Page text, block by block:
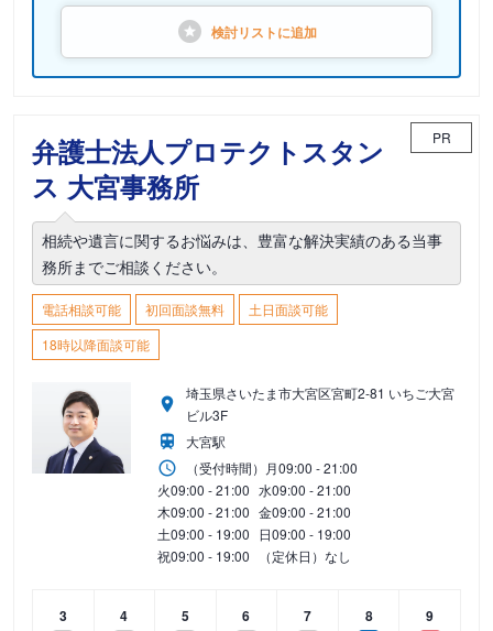
検討リストに追加
弁護士法人プロテクトスタン
ス 大宮事務所
PR
相続や遺言に関するお悩みは、豊富な解決実績のある当事
務所までご相談ください。
電話相談可能 初回面談無料
土日面談可能
18時以降面談可能
埼玉県さいたま市大宮区宮町2-81 いちご大宮
ビル3F
大宮駅
（受付時間） 月09:00 - 21:00
火09:00 - 21:00 水09:00 - 21:00
木09:00 - 21:00 金09:00 - 21:00
土09:00 - 19:00 日09:00 - 19:00
祝09:00 - 19:00 （定休日）なし
3
4
5
6
7
8
9